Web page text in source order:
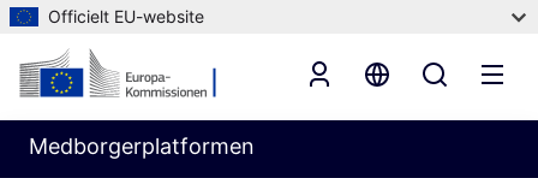
Officielt EU-website
Medborgerplatformen